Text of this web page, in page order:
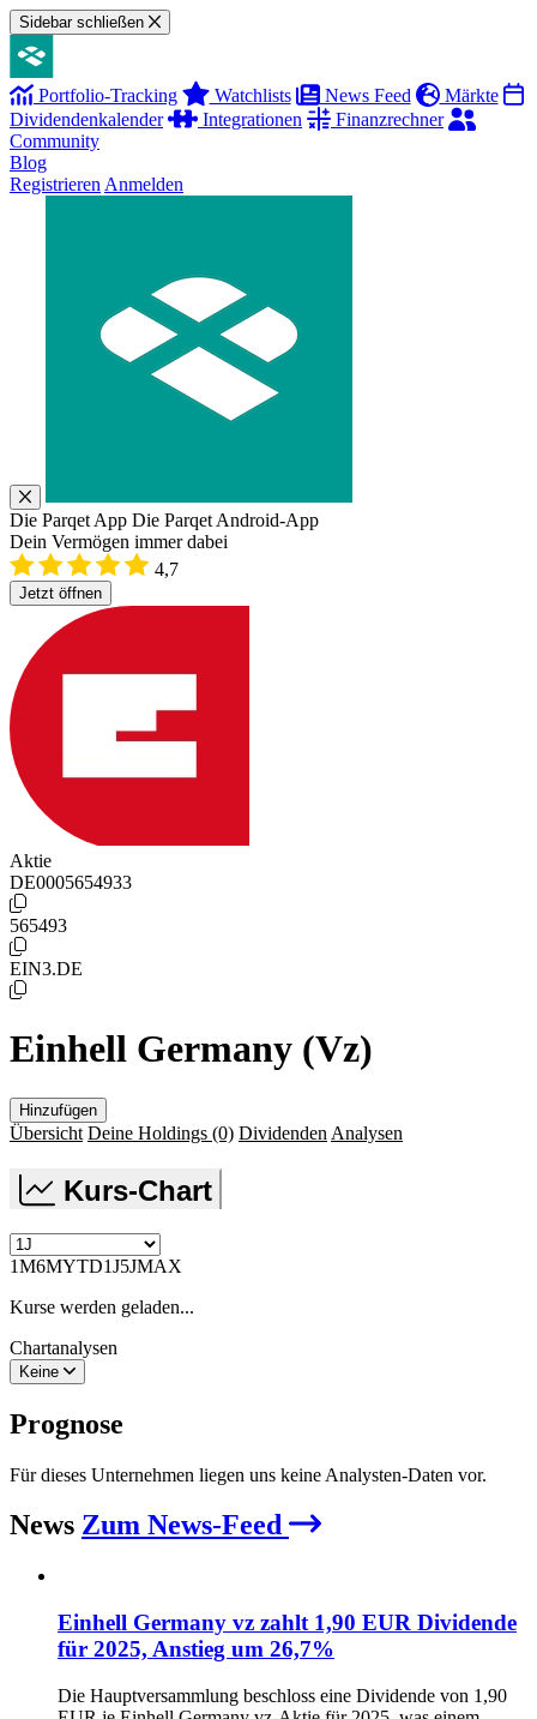
Sidebar schließen
Portfolio-Tracking Watchlists News Feed
Märkte
Dividendenkalender
Integrationen
Finanzrechner
Community
Blog
Registrieren Anmelden
Die Parqet App Die Parqet Android-App
Dein Vermögen immer dabei
4,7
Jetzt öffnen
Aktie
DE0005654933
565493
EIN3.DE
Einhell Germany (Vz)
Hinzufügen
Übersicht Deine Holdings (0) Dividenden Analysen
Kurs-Chart
1M6MYTD1J5JMAX
Kurse werden geladen...
Chartanalysen
Keine
Prognose
Für dieses Unternehmen liegen uns keine Analysten-Daten vor.
News Zum News-Feed
Einhell Germany vz zahlt 1,90 EUR Dividende
für 2025, Anstieg um 26,7%
Die Hauptversammlung beschloss eine Dividende von 1,90